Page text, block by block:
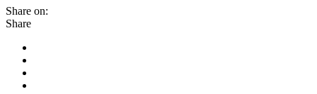
Share on:
Share